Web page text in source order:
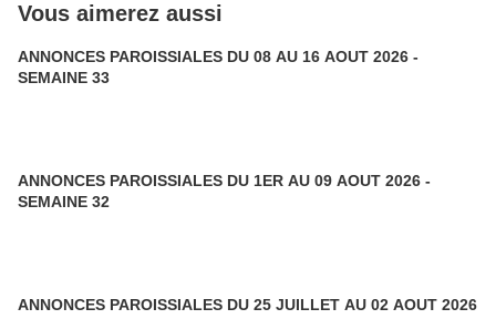
Vous aimerez aussi
ANNONCES PAROISSIALES DU 08 AU 16 AOUT 2026 -
SEMAINE 33
ANNONCES PAROISSIALES DU 1ER AU 09 AOUT 2026 -
SEMAINE 32
ANNONCES PAROISSIALES DU 25 JUILLET AU 02 AOUT 2026